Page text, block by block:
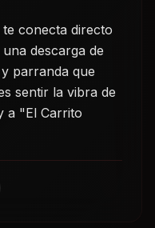
conecta directo
descarga de
parranda que
sentir la vibra de
a "El Carrito